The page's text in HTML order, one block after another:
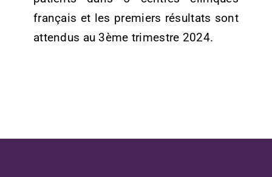
français et les premiers résultats sont
attendus au 3ème trimestre 2024.